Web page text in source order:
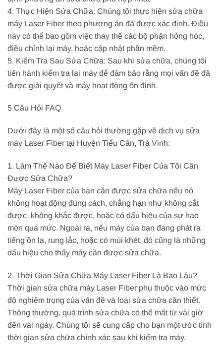
4. Thực Hiện Sửa Chữa: Chúng tôi thực hiện sửa chữa
máy Laser Fiber theo phương án đã được xác định. Điều
này có thể bao gồm việc thay thế các bộ phận hỏng hóc,
điều chỉnh lại máy, hoặc cập nhật phần mềm.
5. Kiểm Tra Sau Sửa Chữa: Sau khi sửa chữa, chúng tôi
tiến hành kiểm tra lại máy để đảm bảo rằng mọi vấn đề đã
được giải quyết và máy hoạt động ổn định.
5 Câu Hỏi FAQ
Dưới đây là một số câu hỏi thường gặp về dịch vụ sửa
máy Laser Fiber tại Huyện Tiểu Cần, Trà Vinh:
1. Làm Thế Nào Để Biết Máy Laser Fiber Của Tôi Cần
Được Sửa Chữa?
Máy Laser Fiber của bạn cần được sửa chữa nếu nó
không hoạt động đúng cách, chẳng hạn như không cắt
được, không khắc được, hoặc có dấu hiệu của sự hao
mòn quá mức. Ngoài ra, nếu máy của bạn đang phát ra
tiếng ồn lạ, rung lắc, hoặc có mùi khét, đó cũng là những
dấu hiệu cho thấy máy cần được sửa chữa.
2. Thời Gian Sửa Chữa Máy Laser Fiber Là Bao Lâu?
Thời gian sửa chữa máy Laser Fiber phụ thuộc vào mức
độ nghiêm trọng của vấn đề và loại sửa chữa cần thiết.
Thông thường, quá trình sửa chữa có thể mất từ vài giờ
đến vài ngày. Chúng tôi sẽ cung cấp cho bạn một ước tính
thời gian sửa chữa chính xác sau khi kiểm tra máy.